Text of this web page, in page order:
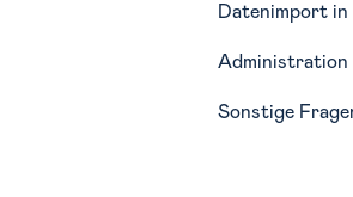
Liquidität
Forecasting
Szenarien
Datenimport in
Administration
Sonstige